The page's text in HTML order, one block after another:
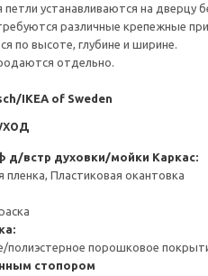
устанавливаются на дверцу
различные крепежные
по высоте, глубине и ширине.
отдельно.
IKEA of Sweden
д/встр духовки/мойки Каркас:
Пластиковая окантовка
полиэстерное порошковое
стопором